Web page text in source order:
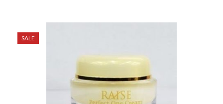
SALE